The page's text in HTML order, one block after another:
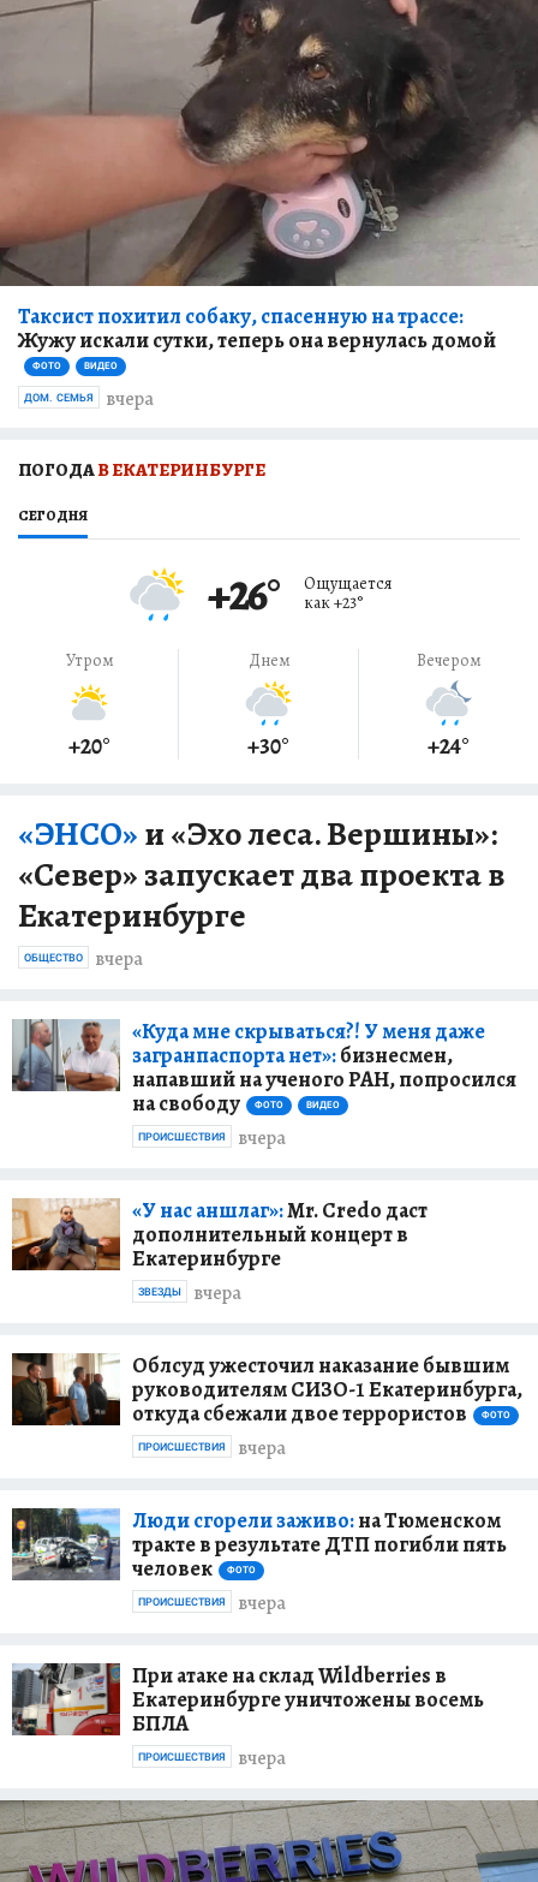
Таксист похитил собаку, спасенную на трассе:
Жужу искали сутки, теперь она вернулась домой
ФОТО ВИДЕО
вчера
ДОМ. СЕМЬЯ
«ЭНСО»и «Эхо леса. Вершины»:
«Север» запускает два проекта в
Екатеринбурге
вчера
ОБЩЕСТВО
«Куда мне скрываться?! У меня даже
загранпаспорта нет»:бизнесмен,
напавший на ученого РАН, попросился
на свободу
ФОТО ВИДЕО
вчера
ПРОИСШЕСТВИЯ
«У нас аншлаг»:Mr. Credo даст
дополнительный концерт в
Екатеринбурге
вчера
ЗВЕЗДЫ
Облсуд ужесточил наказание бывшим
руководителям СИЗО-1 Екатеринбурга,
откуда сбежали двое террористов
ФОТО
вчера
ПРОИСШЕСТВИЯ
Люди сгорели заживо:на Тюменском
тракте в результате ДТП погибли пять
человек
ФОТО
вчера
ПРОИСШЕСТВИЯ
При атаке на склад Wildberries в
Екатеринбурге уничтожены восемь
БПЛА
вчера
ПРОИСШЕСТВИЯ
ПОГОДАВ ЕКАТЕРИНБУРГЕ
СЕГОДНЯ
+26°
Ощущается
как+23°
Утром
+20°
Днем
+30°
Вечером
+24°